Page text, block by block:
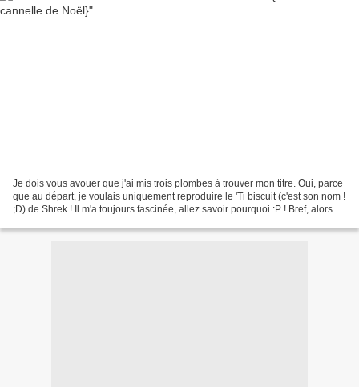
Je dois vous avouer que j'ai mis trois plombes à trouver mon titre. Oui, parce
que au départ, je voulais uniquement reproduire le 'Ti biscuit (c'est son nom !
;D) de Shrek ! Il m'a toujours fascinée, allez savoir pourquoi :P ! Bref, alors